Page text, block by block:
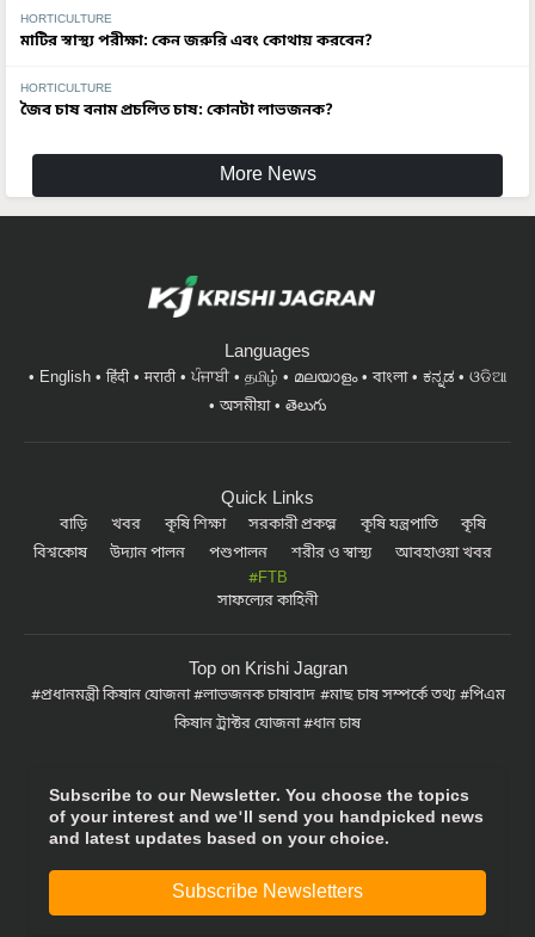
HORTICULTURE
মাটির স্বাস্থ্য পরীক্ষা: কেন জরুরি এবং কোথায় করবেন?
HORTICULTURE
জৈব চাষ বনাম প্রচলিত চাষ: কোনটা লাভজনক?
More News
Languages
English हिंदी मराठी ਪੰਜਾਬੀ தமிழ் മലയാളം বাংলা ಕನ್ನಡ
ଓଡିଆ
অসমীয়া
తెలుగు
Quick Links
বাড়ি খবর কৃষি শিক্ষা সরকারী প্রকল্প কৃষি যন্ত্রপাতি
কৃষি
বিশ্বকোষ
উদ্যান পালন পশুপালন শরীর ও স্বাস্থ্য
আবহাওয়া খবর
#FTB
সাফল্যের কাহিনী
Top on Krishi Jagran
প্রধানমন্ত্রী কিষান যোজনা লাভজনক চাষাবাদ মাছ চাষ সম্পর্কে তথ্য
পিএম
কিষান ট্রাক্টর যোজনা ধান চাষ
Subscribe to our Newsletter. You choose the topics
of your interest and we'll send you handpicked news
and latest updates based on your choice.
Subscribe Newsletters